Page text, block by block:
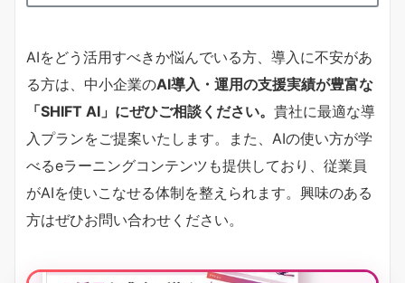
AIをどう活用すべきか悩んでいる方、導入に不安があ
る方は、中小企業のAI導入・運用の支援実績が豊富な
「SHIFT AI」にぜひご相談ください。 貴社に最適な導
入プランをご提案いたします。また、AIの使い方が学
べるeラーニングコンテンツも提供しており、従業員
がAIを使いこなせる体制を整えられます。興味のある
方はぜひお問い合わせください。